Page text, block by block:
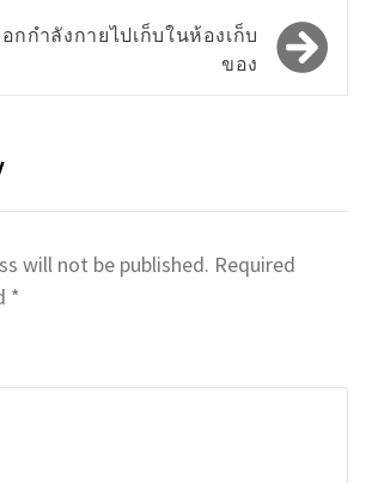
กำลังกายไปเก็บในห้องเก็บ
ของ
will not be published. Required
*